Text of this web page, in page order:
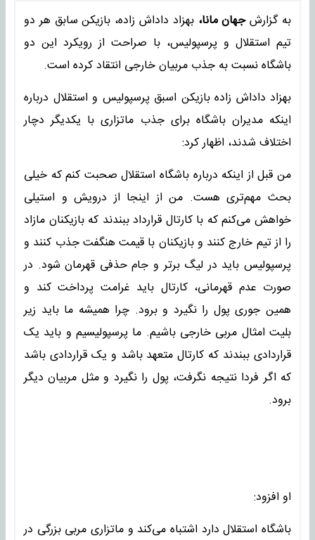
به گزارشجهان مانا، بهزاد داداش‌ زاده، بازیکن سابق هر دو
تیم استقلال و پرسپولیس، با صراحت از رویکرد این دو
باشگاه نسبت به جذب مربیان خارجی انتقاد کرده است.
بهزاد داداش زاده بازیکن اسبق پرسپولیس و استقلال درباره
اینکه مدیران باشگاه برای جذب ماتزاری با یکدیگر دچار
اختلاف شدند، اظهار کرد:
من قبل از اینکه درباره باشگاه استقلال صحبت کنم که خیلی
بحث مهم‌تری هست. من از اینجا از درویش و استیلی
خواهش می‌کنم که با کارتال قرارداد ببندند که بازیکنان مازاد
را از تیم خارج کنند و بازیکنان با قیمت هنگفت جذب کنند و
پرسپولیس باید در لیگ برتر و جام حذفی قهرمان شود. در
صورت عدم قهرمانی، کارتال باید غرامت پرداخت کند و
همین جوری پول را نگیرد و برود. چرا همیشه ما باید زیر
بلیت امثال مربی خارجی باشیم. ما پرسپولیسیم و باید یک
قراردادی ببندند که کارتال متعهد باشد و یک قراردادی باشد
که اگر فردا نتیجه نگرفت، پول را نگیرد و مثل مربیان دیگر
برود.
او افزود:
باشگاه استقلال دارد اشتباه می‌کند و ماتزاری مربی بزرگی در